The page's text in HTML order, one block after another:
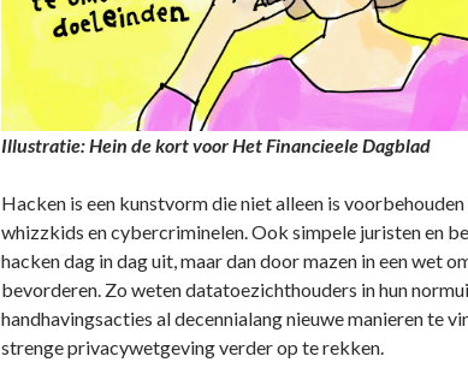
Illustratie: Hein de kort voor Het Financieele Dagblad
Hacken is een kunstvorm die niet alleen is voorbehouden
whizzkids en cybercriminelen. Ook simpele juristen en
hacken dag in dag uit, maar dan door mazen in een wet
bevorderen. Zo weten datatoezichthouders in hun
handhavingsacties al decennialang nieuwe manieren te
strenge privacywetgeving verder op te rekken.